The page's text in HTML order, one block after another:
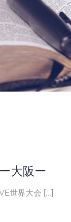
大阪ー
世界大会 […]